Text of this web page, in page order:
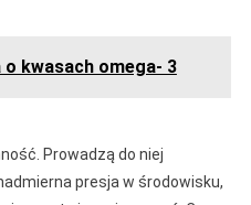
o kwasach omega- 3
Prowadzą do niej
presja w środowisku,